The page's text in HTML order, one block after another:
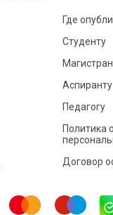
Где
Студенту
Аспиранту
Педагогу
Политика
Договор